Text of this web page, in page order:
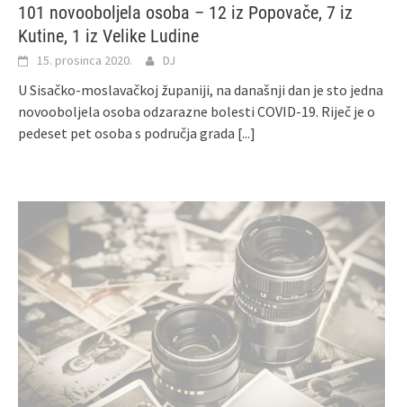
101 novooboljela osoba – 12 iz Popovače, 7 iz
Kutine, 1 iz Velike Ludine
15. prosinca 2020. DJ
U Sisačko-moslavačkoj županiji, na današnji dan je sto jedna
novooboljela osoba odzarazne bolesti COVID-19. Riječ je o
pedeset pet osoba s područja grada [...]